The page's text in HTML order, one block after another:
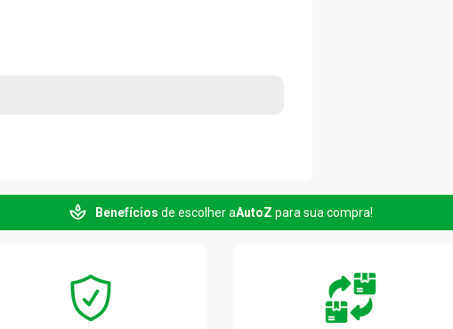
Benefícios de escolher aAutoZ para sua compra!